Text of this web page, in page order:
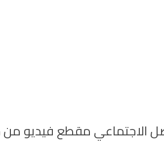
مقطع فيديو من